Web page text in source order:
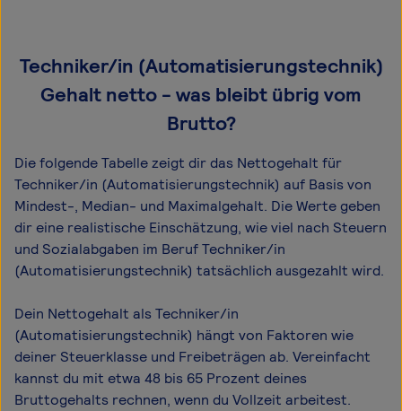
Techniker/in (Automatisierungstechnik)
Gehalt netto - was bleibt übrig vom
Brutto?
Die folgende Tabelle zeigt dir das Netto­gehalt für
Techniker/in (Automatisierungstechnik) auf Basis von
Mindest-, Median- und Maximal­gehalt. Die Werte geben
dir eine realistische Einschätzung, wie viel nach Steuern
und Sozialabgaben im Beruf Techniker/in
(Automatisierungstechnik) tatsächlich ausgezahlt wird.
Dein Nettogehalt als Techniker/in
(Automatisierungstechnik) hängt von Faktoren wie
deiner Steuerklasse und Freibeträgen ab. Vereinfacht
kannst du mit etwa 48 bis 65 Prozent deines
Bruttogehalts rechnen, wenn du Vollzeit arbeitest.